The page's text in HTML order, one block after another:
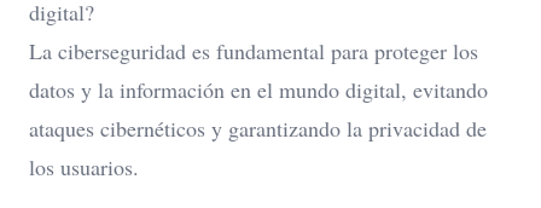
digital?
La ciberseguridad es fundamental para proteger los
datos y la información en el mundo digital, evitando
ataques cibernéticos y garantizando la privacidad de
los usuarios.